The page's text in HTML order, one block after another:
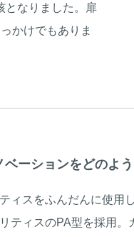
となりました。扉
かけでもありま
ーションをどのよ
ィスをふんだんに使用
ティスのPA型を採用